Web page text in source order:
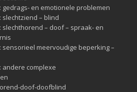
en emotionele problemen
– blind
– doof – spraak- en
sensorieel meervoudige beperking –
andere complexe
doof-doofblind